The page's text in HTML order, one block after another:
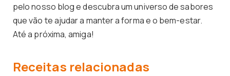
pelo nosso blog e descubra um universo de sabores
que vão te ajudar a manter a forma e o bem-estar.
Até a próxima, amiga!
Receitas relacionadas